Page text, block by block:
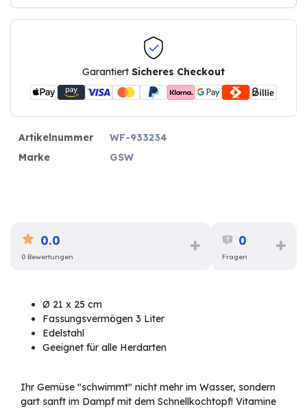
Garantiert Sicheres Checkout
Artikelnummer
WF-933234
Marke
GSW
0.0
0 Bewertungen
0
Fragen
Ø 21 x 25 cm
Fassungsvermögen 3 Liter
Edelstahl
Geeignet für alle Herdarten
Ihr Gemüse "schwimmt" nicht mehr im Wasser, sondern
gart sanft im Dampf mit dem Schnellkochtopf! Vitamine